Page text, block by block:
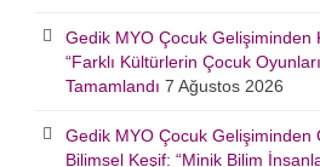
Gedik MYO Çocuk Gelişiminden
“Farklı Kültürlerin Çocuk
Tamamlandı 7 Ağustos 2026
Gedik MYO Çocuk Gelişiminden
Bilimsel Keşif: “Minik Bilim